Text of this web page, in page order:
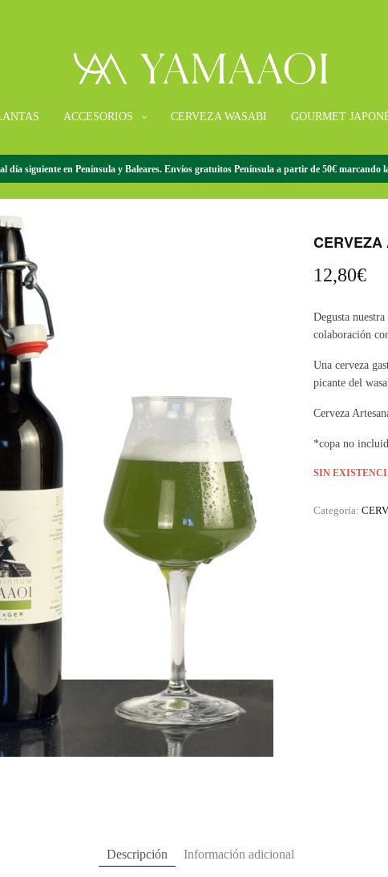
ACCESORIOS CERVEZA WASABI GOURMET
día siguiente en Península y Baleares. Envíos gratuitos Península a partir de 50€ marcando
12,80€
Degusta
colaboración
Una cerveza
picante del
Cerveza
*copa no
SIN
Categoría:
Descripción Información adicional